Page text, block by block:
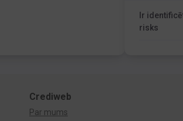
Ir
risks
Crediweb
Par mums